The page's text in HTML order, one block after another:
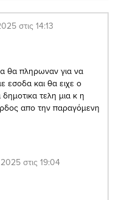
στις 14:13
θα πληρωναν για να
εσοδα και θα ειχε ο
τελη μια κ η
απο την παραγόμενη
στις 19:04